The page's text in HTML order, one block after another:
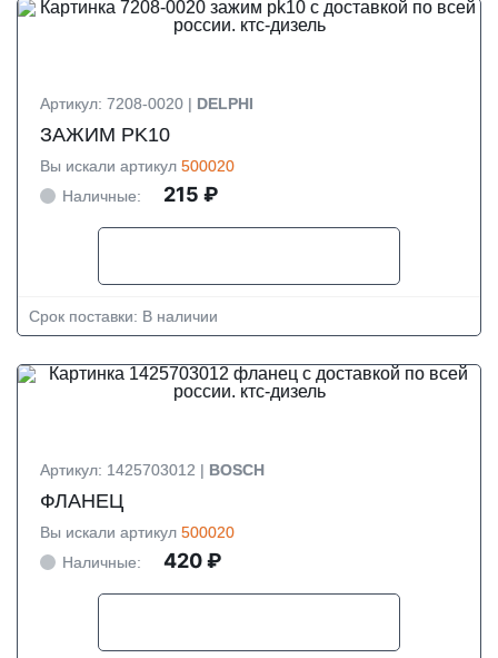
Артикул: 7208-0020 | DELPHI
ЗАЖИМ PK10
Вы искали артикул 500020
Наличные:
215 ₽
Срок поставки: В наличии
Артикул: 1425703012 | BOSCH
ФЛАНЕЦ
Вы искали артикул 500020
Наличные:
420 ₽